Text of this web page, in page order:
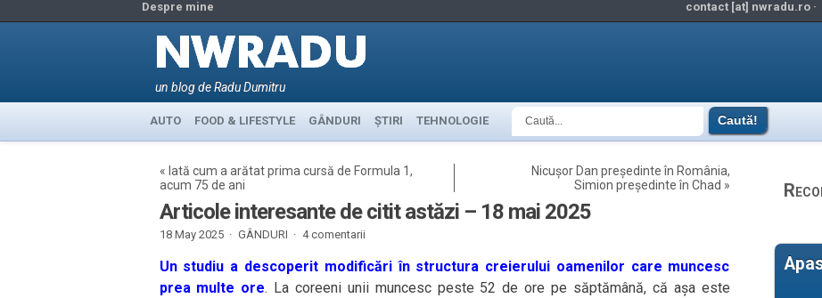
Despre mine contact [at] nwradu.ro ·
un blog de Radu Dumitru
AUTO FOOD & LIFESTYLE GÂNDURI ȘTIRI TEHNOLOGIE
« Iată cum a arătat prima cursă de Formula 1,
acum 75 de ani
Nicușor Dan președinte în România,
Simion președinte în Chad »
Articole interesante de citit astăzi – 18 mai 2025
18 May 2025 · GÂNDURI · 4 comentarii
Un studiu a descoperit modificări în structura creierului oamenilor care muncesc
prea multe ore. La coreeni unii muncesc peste 52 de ore pe săptămână, că așa este